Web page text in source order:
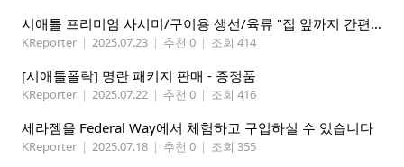
시애틀 프리미엄 사시미/구이용 생선/육류 "집 앞까지 간편하게" – 영오션닷컴
KReporter | 2025.07.23 | 추천 0 | 조회 414
[시애틀폴락] 명란 패키지 판매 - 증정품
KReporter | 2025.07.22 | 추천 0 | 조회 416
세라젬을 Federal Way에서 체험하고 구입하실 수 있습니다
KReporter | 2025.07.18 | 추천 0 | 조회 355